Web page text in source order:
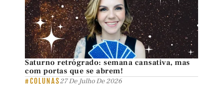
Saturno retrógrado: semana cansativa, mas
com portas que se abrem!
#COLUNAS27 De Julho De 2026